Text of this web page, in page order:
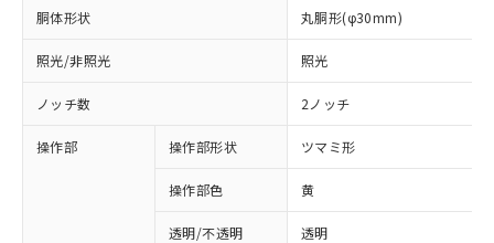
胴体形状 丸胴形(φ30mm)
照光/非照光 照光
ノッチ数 2ノッチ
操作部 操作部形状 ツマミ形
操作部色 黄
透明/不透明 透明